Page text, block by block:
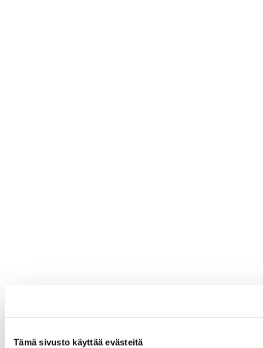
Tämä sivusto käyttää evästeitä